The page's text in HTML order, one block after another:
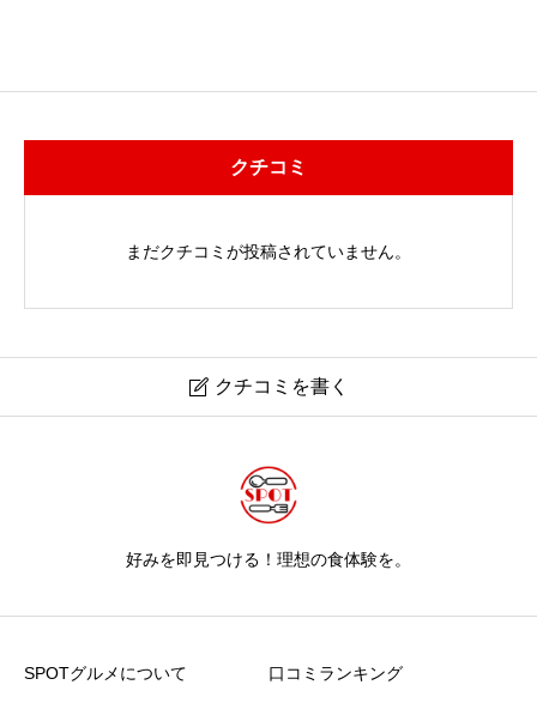
クチコミ
まだクチコミが投稿されていません。
 クチコミを書く
好みを即見つける！理想の食体験を。
SPOTグルメについて 口コミランキング